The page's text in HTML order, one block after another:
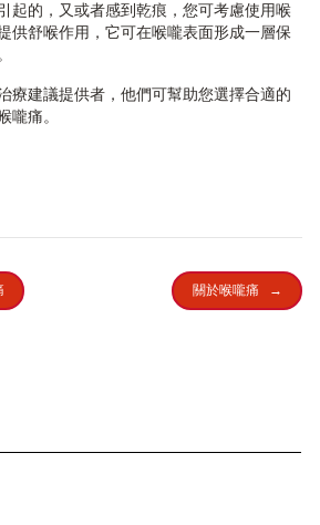
起的，又或者感到乾痕，您可考慮使用喉
供舒喉作用，它可在喉嚨表面形成一層保
療建議提供者，他們可幫助您選擇合適的
嚨痛。
關於喉嚨痛 →